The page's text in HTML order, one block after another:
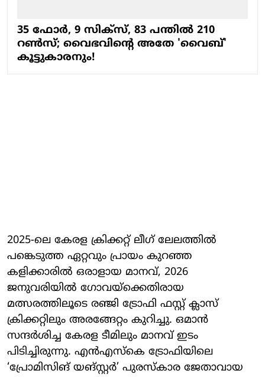
35 ഫോർ, 9 സിക്സ്, 83 പന്തിൽ 210
റൺസ്; വൈഭവിന്റെ അതേ 'വൈബ്'
കൂട്ടുകാരനും!
2025-ലെ കേരള ക്രിക്കറ്റ് ലീഗ് ലേലത്തിൽ
പങ്കെടുത്ത ഏറ്റവും പ്രായം കുറഞ്ഞ
കളിക്കാരിൽ ഒരാളായ മാനവ്, 2026
ജനുവരിയിൽ ഗോവയ്‌ക്കെതിരായ
മത്സരത്തിലൂടെ രഞ്ജി ട്രോഫി ഫസ്റ്റ് ക്ലാസ്
ക്രിക്കറ്റിലും അരങ്ങേറ്റം കുറിച്ചു. ഒമാൻ
സന്ദർശിച്ച കേരള ടീമിലും മാനവ് ഇടം
പിടിച്ചിരുന്നു. എൻഎസ്‌കെ ട്രോഫിയിലെ
‘പ്രോമിസിങ് യങ്സ്റ്റർ’ പുരസ്കാര ജേതാവായ